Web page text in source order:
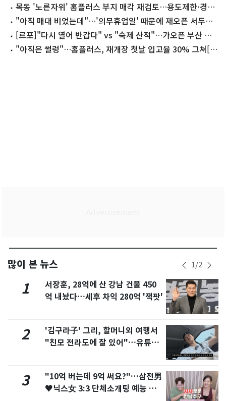
대폭 감소
목동 '노른자위' 홈플러스 부지 매각 재검토…용도제한·경기
침체 '암초'
"아직 매대 비었는데"…'의무휴업일' 때문에 재오픈 서두른
홈플러스
[르포]"다시 열어 반갑다" vs "숙제 산적"…가오픈 부산 홈
플러스 '어수선'
"아직은 썰렁"…홈플러스, 재개장 첫날 입고율 30% 그쳐[르
많이 본 뉴스 1/2
1
서장훈, 28억에 산 강남 건물 450
억 내놨다…세후 차익 280억 '잭팟'
2
'김구라子' 그리, 할머니외 여행서
"친모 전라도에 잘 있어"…유튜브
3
"10억 버는데 9억 써요?"…삼전男
♥닉스女 3:3 단체소개팅 예능 화